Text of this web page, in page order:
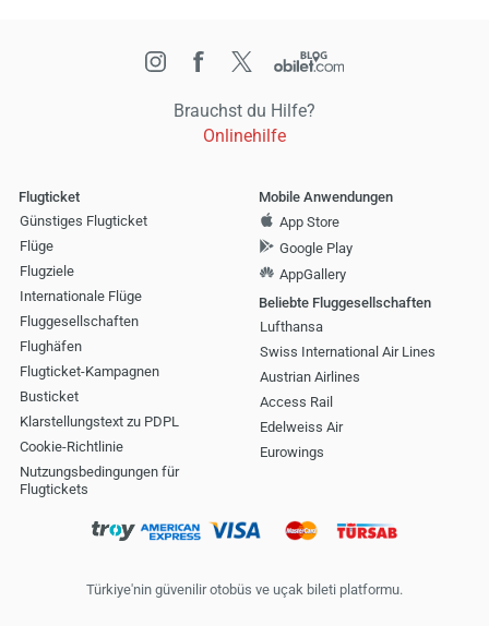
Brauchst du Hilfe?
Onlinehilfe
Flugticket
Günstiges Flugticket
Flüge
Flugziele
Internationale Flüge
Fluggesellschaften
Flughäfen
Flugticket-Kampagnen
Busticket
Klarstellungstext zu PDPL
Cookie-Richtlinie
Nutzungsbedingungen für
Flugtickets
Mobile Anwendungen
App Store
Google Play
AppGallery
Beliebte Fluggesellschaften
Lufthansa
Swiss International Air Lines
Austrian Airlines
Access Rail
Edelweiss Air
Eurowings
Türkiye'nin güvenilir otobüs ve uçak bileti platformu.